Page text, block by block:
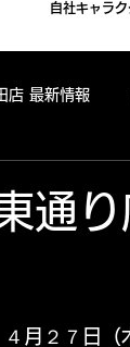
自社キャラク
店 最新情報
り
４月２７日（